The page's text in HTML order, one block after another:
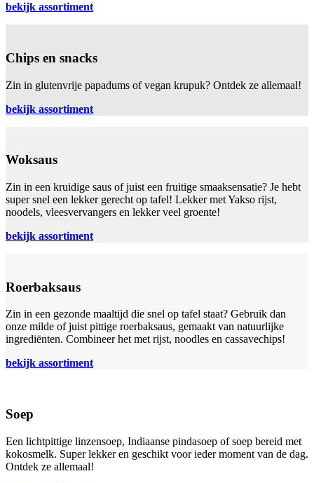
bekijk assortiment
Chips en snacks
Zin in glutenvrije papadums of vegan krupuk? Ontdek ze allemaal!
bekijk assortiment
Woksaus
Zin in een kruidige saus of juist een fruitige smaaksensatie? Je hebt
super snel een lekker gerecht op tafel! Lekker met Yakso rijst,
noodels, vleesvervangers en lekker veel groente!
bekijk assortiment
Roerbaksaus
Zin in een gezonde maaltijd die snel op tafel staat? Gebruik dan
onze milde of juist pittige roerbaksaus, gemaakt van natuurlijke
ingrediënten. Combineer het met rijst, noodles en cassavechips!
bekijk assortiment
Soep
Een lichtpittige linzensoep, Indiaanse pindasoep of soep bereid met
kokosmelk. Super lekker en geschikt voor ieder moment van de dag.
Ontdek ze allemaal!